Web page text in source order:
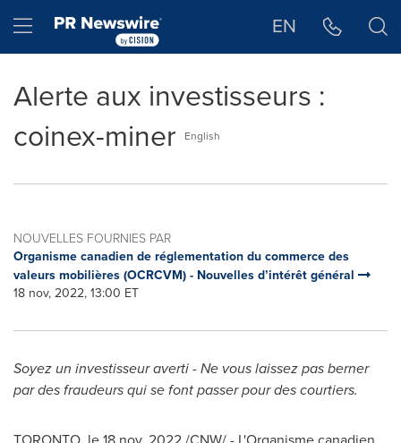
Hamburger menu EN
Alerte aux investisseurs :
coinex-miner
English
NOUVELLES FOURNIES PAR
Organisme canadien de réglementation du commerce des
valeurs mobilières (OCRCVM) - Nouvelles d’intérêt général
18 nov, 2022, 13:00 ET
Soyez un investisseur averti - Ne vous laissez pas berner
par des fraudeurs qui se font passer pour des courtiers.